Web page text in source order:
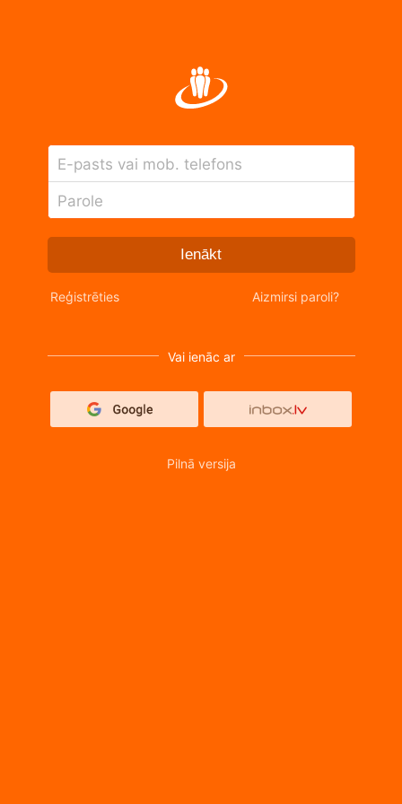
E-pasts vai mob. telefons
Parole
Ienākt
Reģistrēties Aizmirsi paroli?
Vai ienāc ar
Pilnā versija